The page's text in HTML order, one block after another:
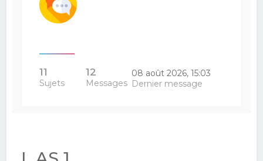
11
Sujets
12
Messages
08 août 2026, 15:03
Dernier message